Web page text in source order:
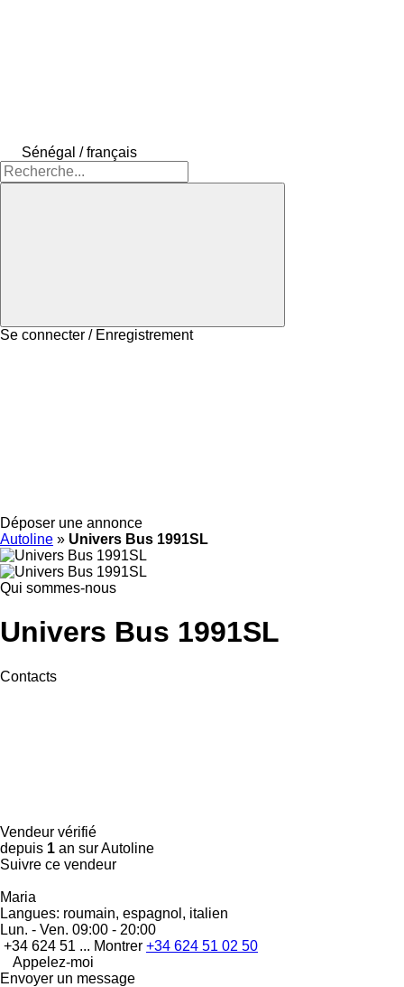
Sénégal / français
Se connecter / Enregistrement
Déposer une annonce
Autoline » Univers Bus 1991SL
Qui sommes-nous
Univers Bus 1991SL
Contacts
Vendeur vérifié
depuis 1 an sur Autoline
Suivre ce vendeur
Maria
Langues: roumain, espagnol, italien
Lun. - Ven. 09:00 - 20:00
+34 624 51 ... Montrer +34 624 51 02 50
Appelez-moi
Envoyer un message